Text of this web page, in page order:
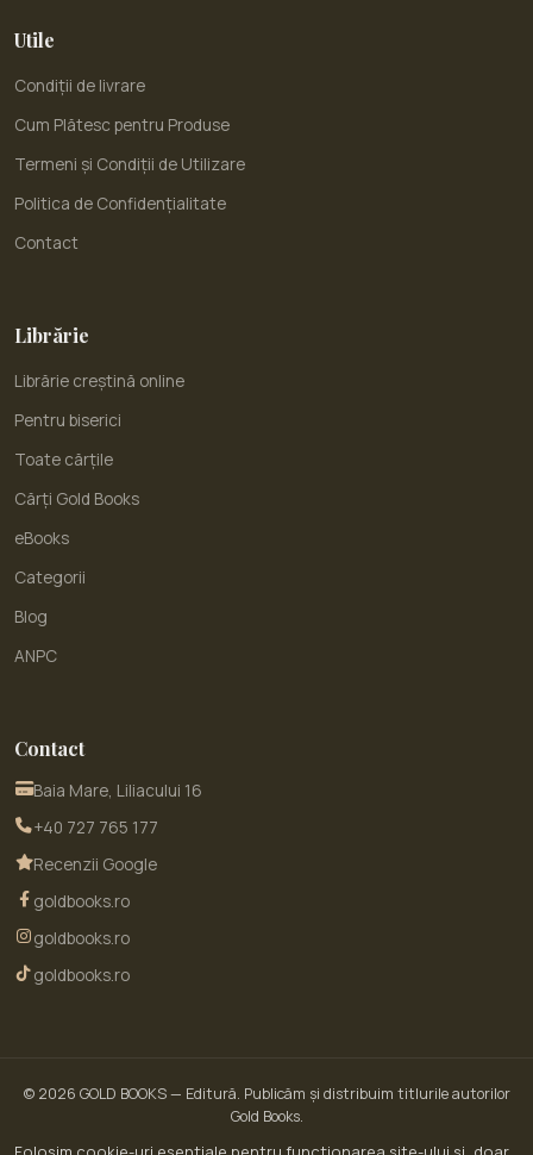
Utile
Condiții de livrare
Cum Plătesc pentru Produse
Termeni și Condiții de Utilizare
Politica de Confidențialitate
Contact
Librărie
Librărie creștină online
Pentru biserici
Toate cărțile
Cărți Gold Books
eBooks
Categorii
Blog
ANPC
Contact
Baia Mare, Liliacului 16
+40 727 765 177
Recenzii Google
goldbooks.ro
goldbooks.ro
goldbooks.ro
© 2026 GOLD BOOKS— Editură. Publicăm și distribuim titlurile autorilor
Gold Books.
© 2026 GoldBooks · un serviciu WOW SITE EXPERT SRL · CUI RO30450643 · Str.